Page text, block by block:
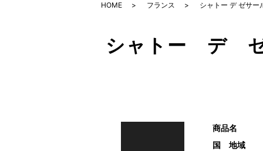
HOME フランス シャトー デ ゼサー
シャトー デ
商品名
国 地域